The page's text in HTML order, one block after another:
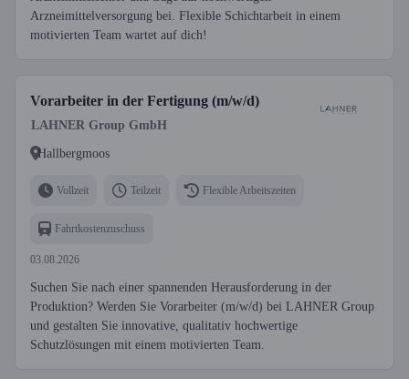
Arzneimittelversorgung bei. Flexible Schichtarbeit in einem
motivierten Team wartet auf dich!
Vorarbeiter in der Fertigung (m/w/d)
LAHNER Group GmbH
Hallbergmoos
Vollzeit Teilzeit Flexible Arbeitszeiten
Fahrtkostenzuschuss
03.08.2026
Suchen Sie nach einer spannenden Herausforderung in der
Produktion? Werden Sie Vorarbeiter (m/w/d) bei LAHNER Group
und gestalten Sie innovative, qualitativ hochwertige
Schutzlösungen mit einem motivierten Team.